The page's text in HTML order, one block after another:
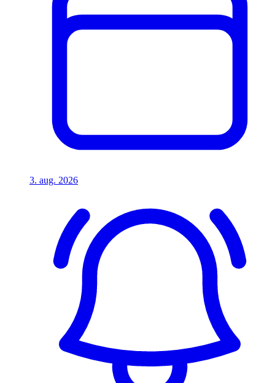
3. aug. 2026